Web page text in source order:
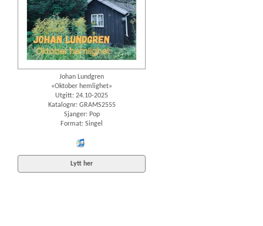
Johan Lundgren
«Oktober hemlighet»
Utgitt: 24.10-2025
Katalognr: GRAMS2555
Sjanger: Pop
Format: Singel
Lytt her